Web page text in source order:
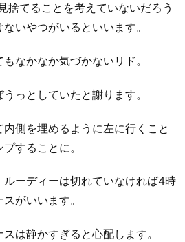
捨てることを考えていないだろう
いやつがいるといいます。
なかなか気づかないリド。
っとしていたと謝ります。
側を埋めるように左に行くこと
することに。
ーディーは切れていなければ4時
がいいます。
は静かすぎると心配します。